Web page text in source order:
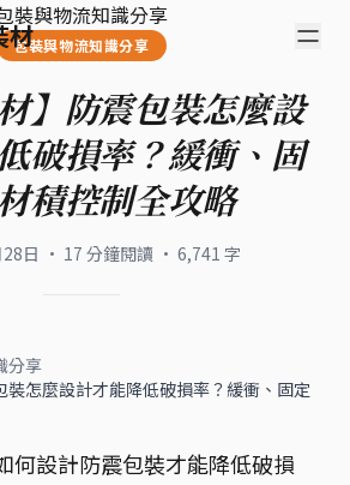
材
裝與物流知識分享
包裝與物流知識分享
】防震包裝怎麼設
破損率？緩衝、固
積控制全攻略
日 · 17 分鐘閱讀 · 6,741 字
分享
裝怎麼設計才能降低破損率？緩衝、固定
何設計防震包裝才能降低破損